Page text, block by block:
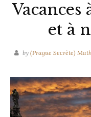
Vacances
et à
by (Prague Secrète)